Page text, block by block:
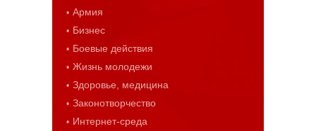
Армия
Бизнес
Боевые действия
Жизнь молодежи
Здоровье, медицина
Законотворчество
Интернет-среда